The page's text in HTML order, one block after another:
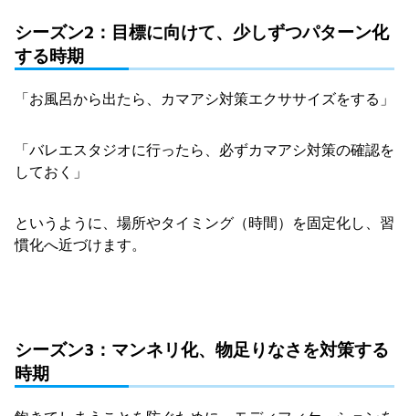
シーズン2：目標に向けて、少しずつパターン化
する時期
「お風呂から出たら、カマアシ対策エクササイズをする」
「バレエスタジオに行ったら、必ずカマアシ対策の確認を
しておく」
というように、場所やタイミング（時間）を固定化し、習
慣化へ近づけます。
シーズン3：マンネリ化、物足りなさを対策する
時期